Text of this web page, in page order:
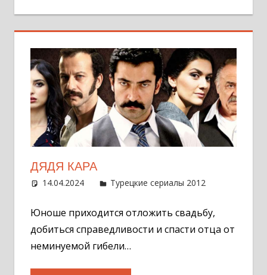
ДЯДЯ КАРА
14.04.2024 Администратор
Турецкие сериалы 2012
Юноше приходится отложить свадьбу,
добиться справедливости и спасти отца от
неминуемой гибели…